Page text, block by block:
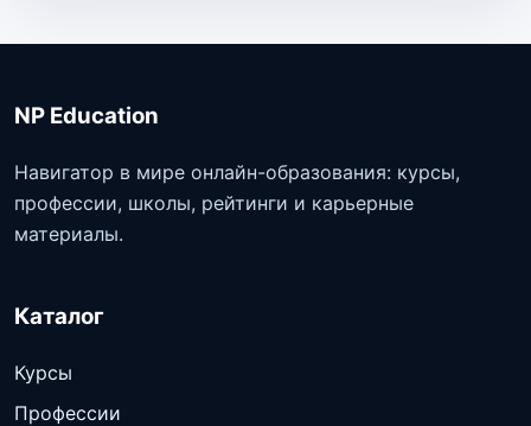
NP Education
Навигатор в мире онлайн-образования: курсы,
профессии, школы, рейтинги и карьерные
материалы.
Каталог
Курсы
Профессии